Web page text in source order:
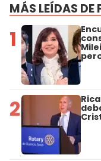
MÁS LEÍDAS DE
1
2